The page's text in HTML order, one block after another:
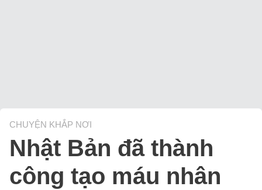
CHUYỆN KHẮP NƠI
Nhật Bản đã thành
công tạo máu nhân